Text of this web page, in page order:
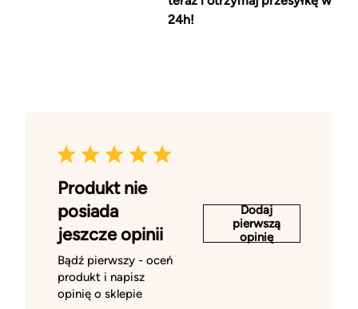
24h!
Produkt nie
posiada
jeszcze opinii
Bądź pierwszy - oceń
produkt i napisz
opinię o sklepie
Dodaj
pierwszą
opinię